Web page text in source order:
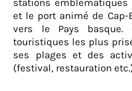
et le port animé de
vers le Pays basque.
touristiques les plus
ses plages et des
(festival, restauration